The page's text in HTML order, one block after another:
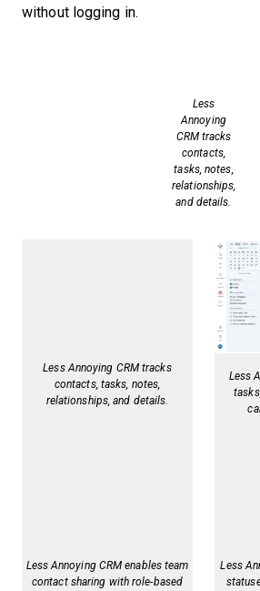
without logging in.
Less
Annoying
CRM tracks
contacts,
tasks, notes,
relationships,
and details.
Less Annoying CRM tracks
contacts, tasks, notes,
relationships, and details.
Less
Less Annoying CRM enables team
contact sharing with role-based
Less